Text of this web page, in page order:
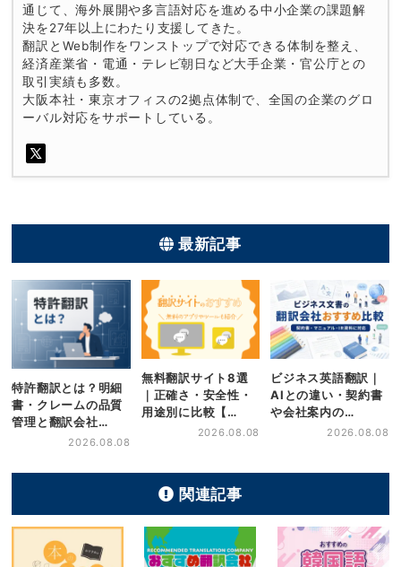
通じて、海外展開や多言語対応を進める中小企業の課題解
決を27年以上にわたり支援してきた。
翻訳とWeb制作をワンストップで対応できる体制を整え、
経済産業省・電通・テレビ朝日など大手企業・官公庁との
取引実績も多数。
大阪本社・東京オフィスの2拠点体制で、全国の企業のグロ
ーバル対応をサポートしている。
最新記事
特許翻訳とは？明細
書・クレームの品質
管理と翻訳会社…
2026.08.08
無料翻訳サイト8選
｜正確さ・安全性・
用途別に比較【…
2026.08.08
ビジネス英語翻訳｜
AIとの違い・契約書
や会社案内の…
2026.08.08
関連記事